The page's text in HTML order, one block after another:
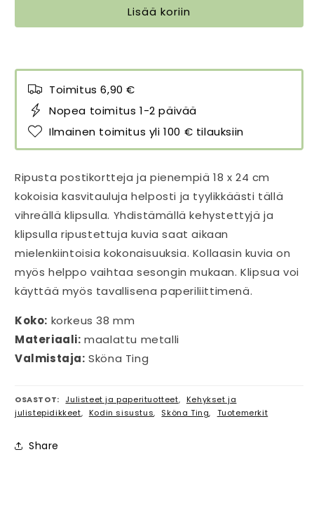
Lisää koriin
Toimitus 6,90 €
Nopea toimitus 1-2 päivää
Ilmainen toimitus yli 100 € tilauksiin
Ripusta postikortteja ja pienempiä 18 x 24 cm
kokoisia kasvitauluja helposti ja tyylikkäästi tällä
vihreällä klipsulla. Yhdistämällä kehystettyjä ja
klipsulla ripustettuja kuvia saat aikaan
mielenkiintoisia kokonaisuuksia. Kollaasin kuvia on
myös helppo vaihtaa sesongin mukaan. Klipsua voi
käyttää myös tavallisena paperiliittimenä.
Koko: korkeus 38 mm
Materiaali: maalattu metalli
Valmistaja: Sköna Ting
OSASTOT: Julisteet ja paperituotteet,
Kehykset ja
julistepidikkeet, Kodin sisustus, Sköna Ting, Tuotemerkit
Share